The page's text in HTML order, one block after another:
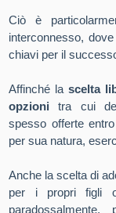
Ciò è
interconnesso,
chiavi per il
Affinché la scelta
opzioni tra cui
spesso offerte
per sua natura,
Anche la scelta di
per i propri figli